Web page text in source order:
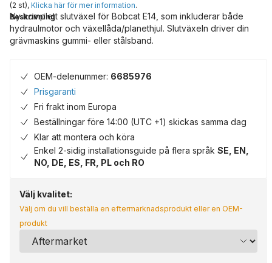
(2 st), Klicka här för mer information.
Beskrivning
Ny komplett slutväxel för Bobcat E14, som inkluderar både
hydraulmotor och växellåda/planethjul. Slutväxeln driver din
grävmaskins gummi- eller stålsband.
OEM-delenummer: 6685976
Prisgaranti
Fri frakt inom Europa
Beställningar före 14:00 (UTC +1) skickas samma dag
Klar att montera och köra
Enkel 2-sidig installationsguide på flera språk SE, EN,
NO, DE, ES, FR, PL och RO
Välj kvalitet:
Välj om du vill beställa en eftermarknadsprodukt eller en OEM-
produkt